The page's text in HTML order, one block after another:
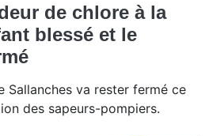
de chlore à la
blessé et le
Sallanches va rester fermé ce
des sapeurs-pompiers.